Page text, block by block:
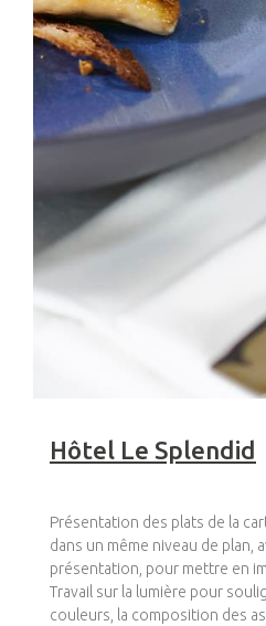
Hôtel Le Splendid
Présentation des plats de la
dans un même niveau de plan,
présentation, pour mettre en
Travail sur la lumière pour
couleurs, la composition des